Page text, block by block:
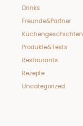
Drinks
Freunde&Partner
Küchengeschichten
Produkte&Tests
Restaurants
Rezepte
Uncategorized